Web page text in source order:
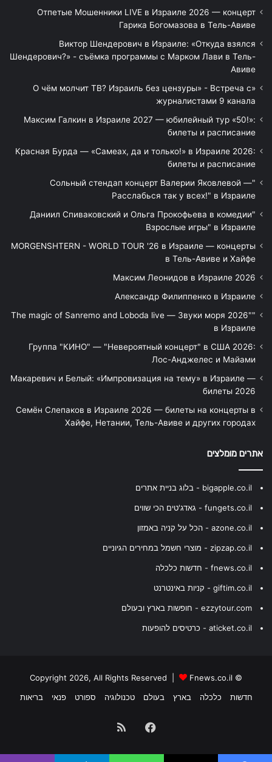
Отпетые Мошенники LIVE в Израиле 2026 — концерт
Гарика Богомазова в Тель-Авиве
Виктор Шендерович в Израиле: «Откуда взялся
Шендерович?» - съёмка программы с Марком Лави в Тель-
Авиве
«О чём молчит ТВ? Израиль без цензуры» - Встреча с
журналистами 9 канала
Максим Галкин в Израиле 2027 — юбилейный тур «50!»:
билеты и расписание
Красная Бурда — «Самеах, да и только!» в Израиле 2026:
билеты и расписание
"Сольный стендап концерт Валерии Яковлевой —
Расслабься так у всех!" в Израиле
"Даниил Спиваковский и Ольга Прокофьева в комедии
Взрослые игры" в Израиле
MORGENSHTERN - WORLD TOUR '26 в Израиле — концерты
в Тель-Авиве и Хайфе
Максим Леонидов в Израиле 2026
Александр Филиппенко в Израиле
"The magic of Sanremo and Loboda live — Звуки моря 2026"
в Израиле
Группа "КИНО" — "Невероятный концерт" в США 2026:
Лос-Анджелес и Майами
Макаревич и Белый: «Импровизация на тему» в Израиле —
билеты 2026
Семён Слепаков в Израиле 2026 — билеты на концерты в
Хайфе, Нетании, Тель-Авиве и других городах
אתרים מומלצים
bigapple.co.il - בלוג בניית אתרים
fungets.co.il - גאדג'טים הכי שווים
azone.co.il - הכל על קניה באמזון
zipzap.co.il - מוצרי חשמל במחירים הגיוניים
fnews.co.il - חדשות כלכלה
giftim.co.il - קניות באינטרנט
ezzytour.com - חופשות בארץ ובעולם
aticket.co.il - כרטיסים להופעות
© Copyright 2026, All Rights Reserved |
Fnews.co.il
חדשות
כלכלה בארץ בעולם טכנולוגיה ספורט פנאי בריאות
Facebook